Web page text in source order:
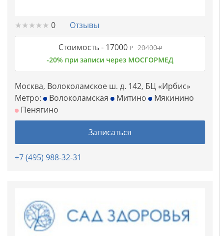
★★★★★
★★★★★ 0 Отзывы
Стоимость -17000 ₽ 20400₽
-20% при записи через МОСГОРМЕД
Москва, Волоколамское ш. д. 142, БЦ «Ирбис»
Метро:
Волоколамская Митино
Мякинино
Пенягино
Записаться
+7 (495) 988-32-31